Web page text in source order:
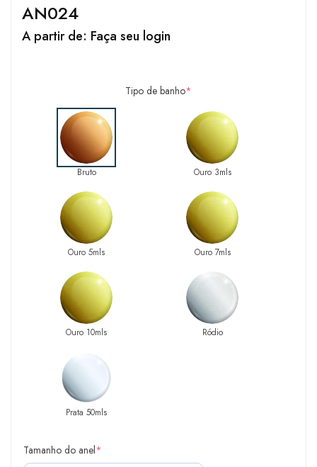
AN024
A partir de: Faça seu login
Tipo de banho*
Bruto Ouro 3mls
Ouro 5mls Ouro 7mls
Ouro 10mls Ródio
Prata 50mls
Tamanho do anel*